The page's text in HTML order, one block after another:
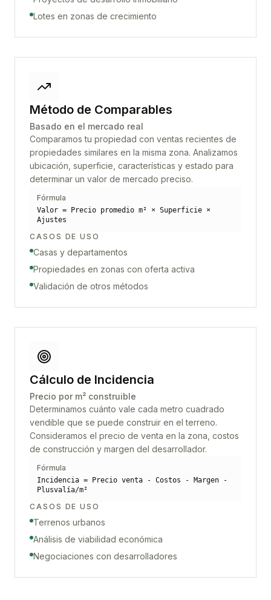
Lotes en zonas de crecimiento
Método de Comparables
Basado en el mercado real
Comparamos tu propiedad con ventas recientes de
propiedades similares en la misma zona. Analizamos
ubicación, superficie, características y estado para
determinar un valor de mercado preciso.
Fórmula
Valor = Precio promedio m² × Superficie ×
Ajustes
CASOS DE USO
Casas y departamentos
Propiedades en zonas con oferta activa
Validación de otros métodos
Cálculo de Incidencia
Precio por m² construible
Determinamos cuánto vale cada metro cuadrado
vendible que se puede construir en el terreno.
Consideramos el precio de venta en la zona, costos
de construcción y margen del desarrollador.
Fórmula
Incidencia = Precio venta - Costos - Margen -
Plusvalía/m²
CASOS DE USO
Terrenos urbanos
Análisis de viabilidad económica
Negociaciones con desarrolladores